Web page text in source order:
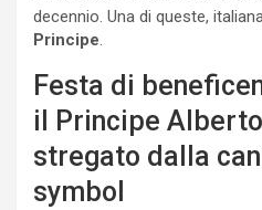
decennio. Una di queste,
Principe.
Festa di
il Principe
stregato dalla
symbol